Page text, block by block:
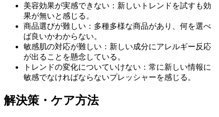
美容効果が実感できない：新しいトレンドを試すも効
果が無いと感じる。
商品選びが難しい：多種多様な商品があり、何を選べ
ば良いかわからない。
敏感肌の対応が難しい：新しい成分にアレルギー反応
が出ることを懸念している。
トレンドの変化についていけない：常に新しい情報に
敏感でなければならないプレッシャーを感じる。
解決策・ケア方法